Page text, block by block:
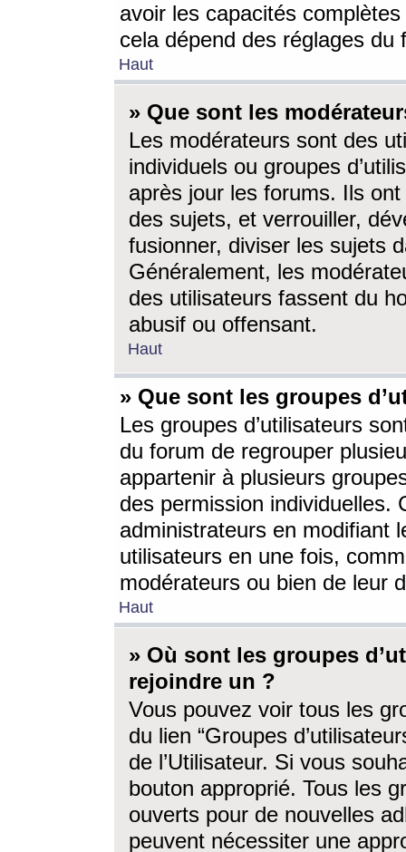
avoir les capacités
cela dépend des réglages du
Haut
» Que sont les
Les modérateurs sont des
individuels ou groupes
après jour les forums. Ils ont
des sujets, et verrouiller,
fusionner, diviser les sujets
Généralement, les
des utilisateurs fassent du
abusif ou offensant.
Haut
» Que sont les groupes
Les groupes d’utilisateurs
du forum de regrouper
appartenir à plusieurs
des permission individuelles.
administrateurs en modifiant
utilisateurs en une fois,
modérateurs ou bien de leur
Haut
» Où sont les groupes
rejoindre un ?
Vous pouvez voir tous les
du lien “Groupes
de l’Utilisateur. Si vous
bouton approprié. Tous les
ouverts pour de nouvelles
peuvent nécessiter une